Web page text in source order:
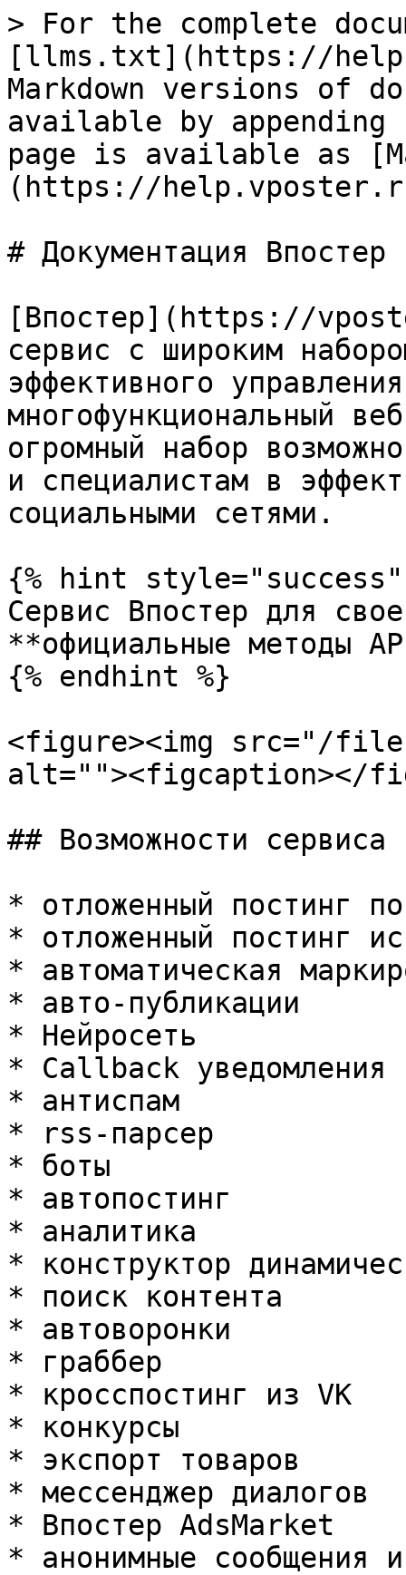
> For the complete
[llms.txt](https://
Markdown versions of
available by
page is available as
(https://
# Документация Впостер
[Впостер](https://
сервис с широким
эффективного
многофункциональный
огромный набор
и специалистам в
социальными сетями.
{% hint style="success"
Сервис Впостер для
**официальные методы
{% endhint %}
<figure><img src="/files/
alt=""><figcaption></
## Возможности сервиса
* отложенный постинг
* отложенный постинг
* автоматическая
* авто-публикации
* Нейросеть
* Callback уведомления
* антиспам
* rss-парсер
* боты
* автопостинг
* аналитика
* конструктор
* поиск контента
* автоворонки
* граббер
* кросспостинг из VK
* конкурсы
* экспорт товаров
* мессенджер диалогов
* Впостер AdsMarket
* анонимные сообщения